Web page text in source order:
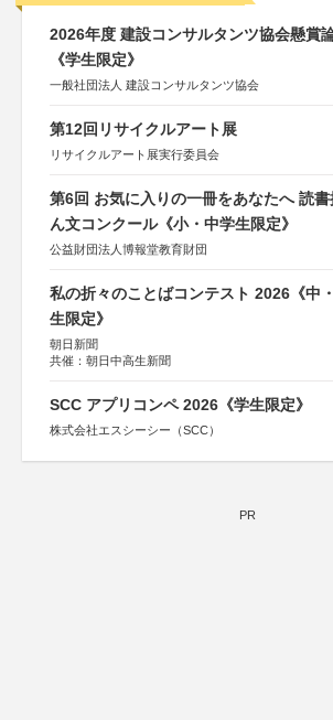
2026年度 建設コンサルタンツ協会懸賞
《学生限定》
一般社団法人 建設コンサルタンツ協会
第12回リサイクルアート展
リサイクルアート展実行委員会
第6回 お気に入りの一冊をあなたへ 読書
ん文コンクール《小・中学生限定》
公益財団法人博報堂教育財団
私の折々のことばコンテスト 2026《中
生限定》
朝日新聞
共催：朝日中高生新聞
SCC アプリコンペ 2026《学生限定》
株式会社エスシーシー（SCC）
PR